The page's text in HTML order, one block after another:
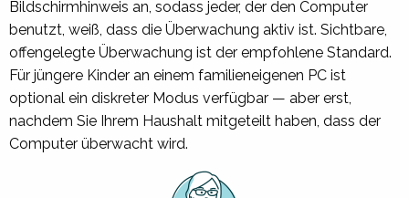
Bildschirmhinweis an, sodass jeder, der den Computer
benutzt, weiß, dass die Überwachung aktiv ist. Sichtbare,
offengelegte Überwachung ist der empfohlene Standard.
Für jüngere Kinder an einem familieneigenen PC ist
optional ein diskreter Modus verfügbar — aber erst,
nachdem Sie Ihrem Haushalt mitgeteilt haben, dass der
Computer überwacht wird.